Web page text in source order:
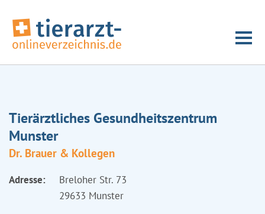
Tierärztliches Gesundheitszentrum
Munster
Dr. Brauer & Kollegen
Adresse:
Breloher Str. 73
29633 Munster